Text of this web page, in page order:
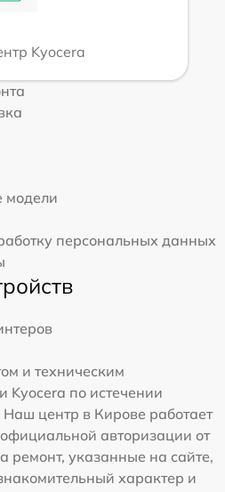
Kyocera
модели
персональных данных
и техническим
Kyocera по истечении
центр в Кирове работает
авторизации от
ремонт, указанные на сайте,
характер и